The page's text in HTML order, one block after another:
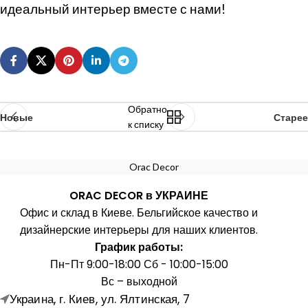
идеальный интерьер вместе с нами!
Новые
Обратно
к списку
Старее
Orac Decor
ORAC DECOR в УКРАИНЕ
Офис и склад в Киеве. Бельгийское качество и
дизайнерские интерьеры для наших клиентов.
График работы:
Пн-Пт 9:00-18:00 Сб - 10:00-15:00
Вс – выходной
Украина, г. Киев, ул. Ялтинская, 7